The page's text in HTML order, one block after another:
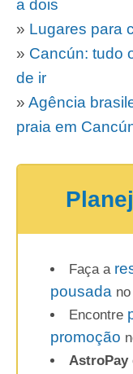
a dois
» Lugares para
» Cancún: tudo
de ir
» Agência
praia em
Faça a
pousada no
Encontre
promoção
AstroPay